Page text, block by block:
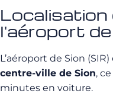
Localisation
l'aéroport
L’aéroport de Sion
centre-ville de Sion,
minutes en voiture.